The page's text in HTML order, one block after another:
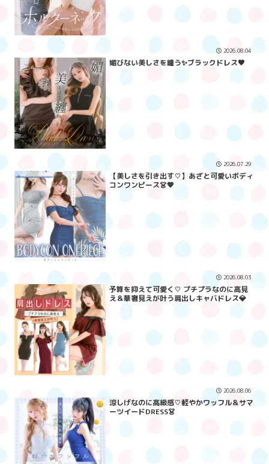
2026.08.04
媚びない美しさを纏う✨ブラックドレス🖤
2026.07.29
【美しさを引き出す♡】あざと可愛いボディ
コンワンピース👗💖
2026.08.03
予算を抑えて可愛く♡ プチプラなのに高見
え＆華奢見えが叶う肩出しキャバドレス💎
2026.08.06
涼しげなのに高級感♡軽やかワッフル＆サマ
ーツイードDRESS👗